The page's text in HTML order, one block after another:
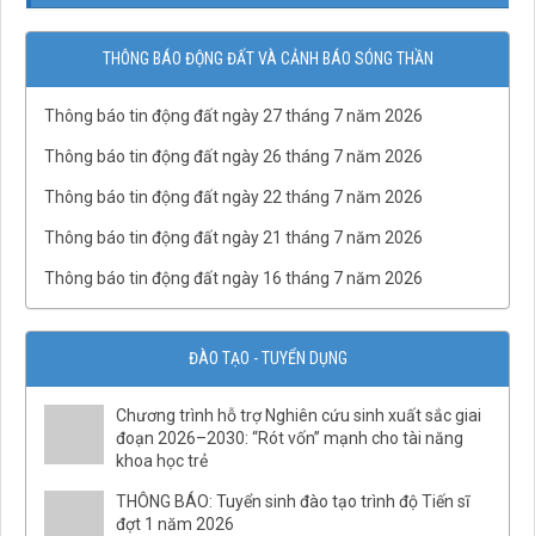
THÔNG BÁO ĐỘNG ĐẤT VÀ CẢNH BÁO SÓNG THẦN
Thông báo tin động đất ngày 27 tháng 7 năm 2026
Thông báo tin động đất ngày 26 tháng 7 năm 2026
Thông báo tin động đất ngày 22 tháng 7 năm 2026
Thông báo tin động đất ngày 21 tháng 7 năm 2026
Thông báo tin động đất ngày 16 tháng 7 năm 2026
ĐÀO TẠO - TUYỂN DỤNG
Chương trình hỗ trợ Nghiên cứu sinh xuất sắc giai
đoạn 2026–2030: “Rót vốn” mạnh cho tài năng
khoa học trẻ
THÔNG BÁO: Tuyển sinh đào tạo trình độ Tiến sĩ
đợt 1 năm 2026
QĐ số 07-QĐ/VHLKHCNVN Quy tắc ứng xử của cán bộ, viên
nghệ Việt Nam
QĐ02/QĐ-VCKHTĐ.Phòng Quản lý tổng hợp
QĐ32/QĐ-VCKHTĐ.Phòng Vật lý địa chất
QĐ29/QĐ-VCKHTĐ.Phòng Địa chấn
QĐ28/QĐ-VCKHTĐ.Phòng Quan sát động đất
QĐ27/QĐ-VCKHTĐ.TT Báo tin động đất và cảnh báo sóng
thần
QĐ26/QĐ-VCKHTĐ.Phòng Vật lý khí quyển
QĐ25/QĐ-VCKHTĐ.Phòng Địa mạo biển
QĐ24/QĐ-VCKHTĐ.Phòng Địa chất và khoáng sản biển
QĐ23/QĐ-VCKHTĐ.TT Địa môi trường và TBĐCB